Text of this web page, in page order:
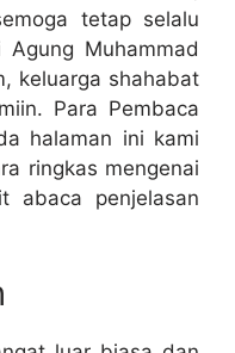
tetap selalu
Muhammad
keluarga shahabat
Para Pembaca
halaman ini kami
ringkas mengenai
abaca penjelasan